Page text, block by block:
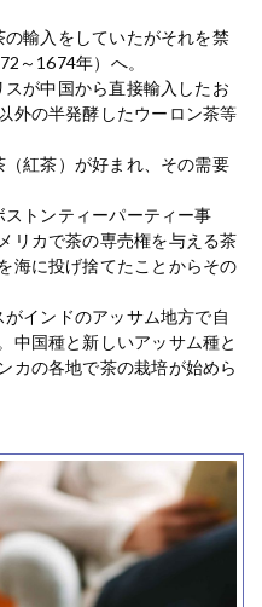
輸入をしていたがそれを禁
～1674年）へ。
が中国から直接輸入したお
外の半発酵したウーロン茶等
紅茶）が好まれ、その需要
トンティーパーティー事
リカで茶の専売権を与える茶
海に投げ捨てたことからその
インドのアッサム地方で自
中国種と新しいアッサム種と
カの各地で茶の栽培が始めら